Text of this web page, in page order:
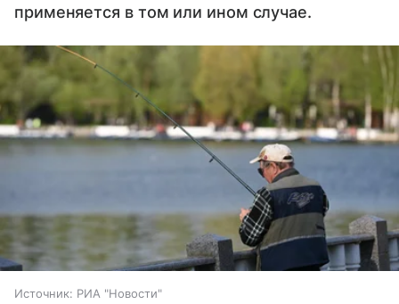
применяется в том или ином случае.
Источник: РИА "Новости"